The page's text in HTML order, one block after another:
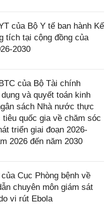
của Bộ Y tế ban hành Kế
tích tại cộng đồng của
2030
của Bộ Tài chính
và quyết toán kinh
sách Nhà nước thực
quốc gia về chăm sóc
triển giai đoạn 2026-
2026 đến năm 2030
Cục Phòng bệnh về
chuyên môn giám sát
vi rút Ebola